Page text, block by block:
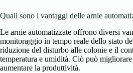
Quali sono i vantaggi delle arnie
Le arnie automatizzate offrono diversi
monitoraggio in tempo reale dello stato
riduzione del disturbo alle colonie e il
temperatura e umidità. Ciò può
aumentare la produttività.